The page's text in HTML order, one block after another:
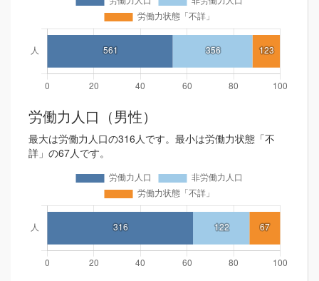
労働力人口（男性）
最大は労働力人口の316人です。最小は労働力状態「不
詳」の67人です。